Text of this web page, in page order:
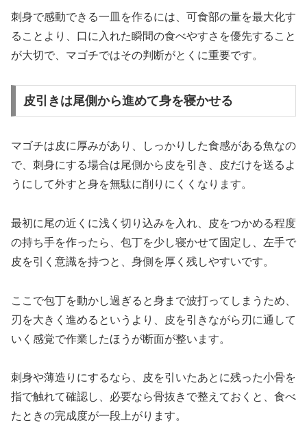
刺身で感動できる一皿を作るには、可食部の量を最大化す
ることより、口に入れた瞬間の食べやすさを優先すること
が大切で、マゴチではその判断がとくに重要です。
皮引きは尾側から進めて身を寝かせる
マゴチは皮に厚みがあり、しっかりした食感がある魚なの
で、刺身にする場合は尾側から皮を引き、皮だけを送るよ
うにして外すと身を無駄に削りにくくなります。
最初に尾の近くに浅く切り込みを入れ、皮をつかめる程度
の持ち手を作ったら、包丁を少し寝かせて固定し、左手で
皮を引く意識を持つと、身側を厚く残しやすいです。
ここで包丁を動かし過ぎると身まで波打ってしまうため、
刃を大きく進めるというより、皮を引きながら刃に通して
いく感覚で作業したほうが断面が整います。
刺身や薄造りにするなら、皮を引いたあとに残った小骨を
指で触れて確認し、必要なら骨抜きで整えておくと、食べ
たときの完成度が一段上がります。